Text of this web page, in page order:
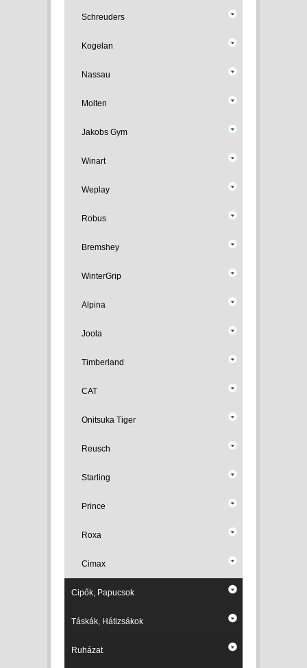
Schreuders
Kogelan
Nassau
Molten
Jakobs Gym
Winart
Weplay
Robus
Bremshey
WinterGrip
Alpina
Joola
Timberland
CAT
Onitsuka Tiger
Reusch
Starling
Prince
Roxa
Cimax
Cipők, Papucsok
Táskák, Hátizsákok
Ruházat